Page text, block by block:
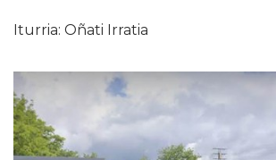
Iturria: Oñati Irratia